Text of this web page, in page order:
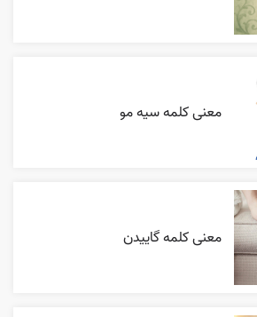
معنی کلمه سیه مو
معنی کلمه گاییدن